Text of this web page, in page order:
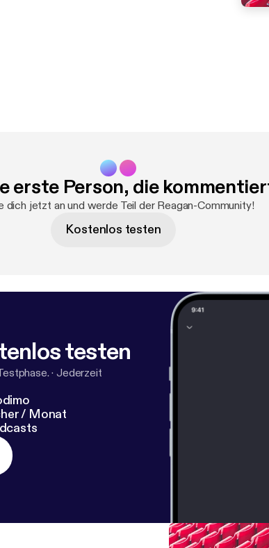
erste Person, die
dich jetzt an und werde Teil der Reagan-Community!
Kostenlos testen
testen
· Jederzeit
/ Monat